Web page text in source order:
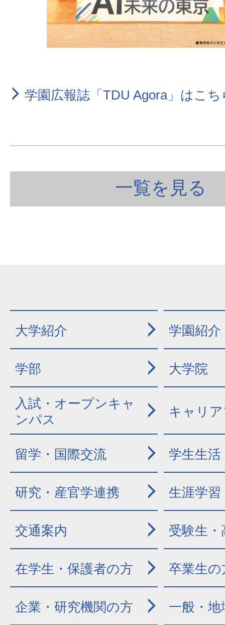
学園広報誌「TDU Agora」はこ
一覧を見る
大学紹介 学園紹介
学部 大学院
入試・オープンキャ
ンパス
キャリ
留学・国際交流 学生生活
研究・産官学連携 生涯学習
交通案内 受験生
在学生・保護者の方 卒業生の
企業・研究機関の方 一般・地